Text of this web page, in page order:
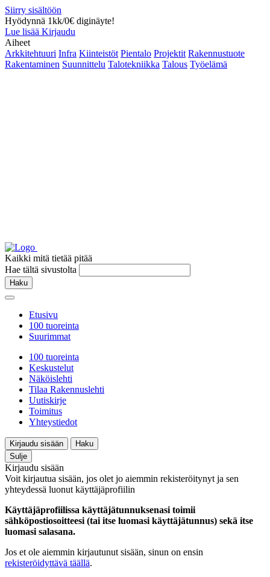
Siirry sisältöön
Hyödynnä 1kk/0€ diginäyte!
Lue lisää Kirjaudu
Aiheet
Arkkitehtuuri Infra Kiinteistöt Pientalo Projektit Rakennustuote
Rakentaminen Suunnittelu Talotekniikka Talous Työelämä
Kaikki mitä tietää pitää
Hae tältä sivustolta
Haku
Etusivu
100 tuoreinta
Suurimmat
100 tuoreinta
Keskustelut
Näköislehti
Tilaa Rakennuslehti
Uutiskirje
Toimitus
Yhteystiedot
Kirjaudu sisään
Haku
Sulje
Kirjaudu sisään
Voit kirjautua sisään, jos olet jo aiemmin rekisteröitynyt ja sen
yhteydessä luonut käyttäjäprofiilin
Käyttäjäprofiilissa käyttäjätunnuksenasi toimii
sähköpostiosoitteesi (tai itse luomasi käyttäjätunnus) sekä itse
luomasi salasana.
Jos et ole aiemmin kirjautunut sisään, sinun on ensin
rekisteröidyttävä täällä.